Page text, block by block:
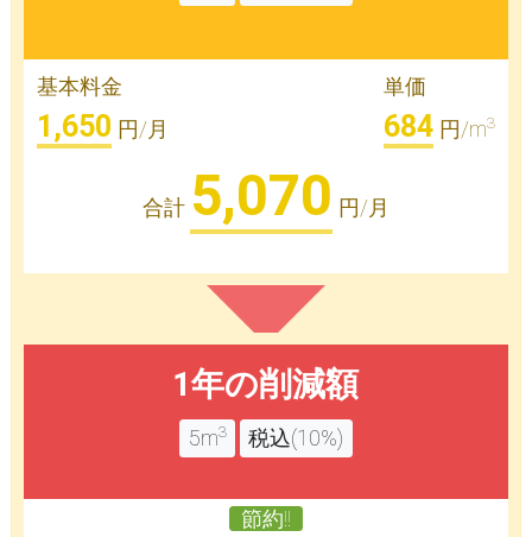
基本料金
1,650 円/月
単価
684円/m3
合計 5,070 円/月
1年の削減額
5m3 税込(10%)
節約!!